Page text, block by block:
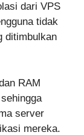
dari VPS
tidak
ditimbulkan
RAM
server
mereka.